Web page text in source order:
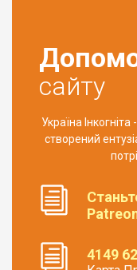
сайту
Україна
створений
4149